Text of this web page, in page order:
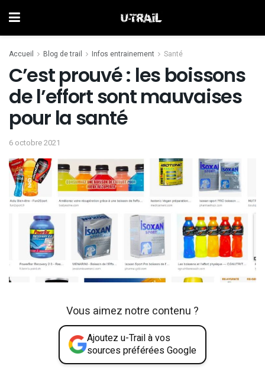
Accueil Blog de trail Infos entrainement Santé
C’est prouvé : les boissons
de l’effort sont mauvaises
pour la santé
6 octobre 2021
Vous aimez notre contenu ?
Ajoutez u-Trail à vos
sources préférées Google